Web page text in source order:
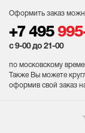
Оформить заказ
+7 495
с 9-00 до 21-00
по московскому
Также Вы можете
оформив свой заказ